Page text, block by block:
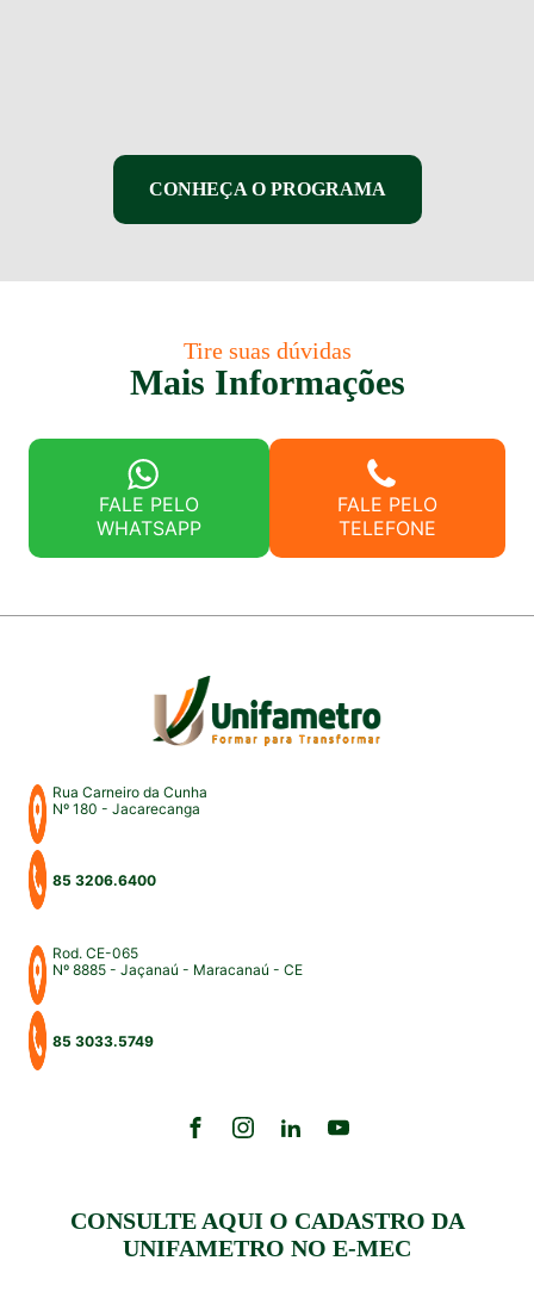
CONHEÇA O PROGRAMA
Tire suas dúvidas
Mais Informações
FALE PELO
WHATSAPP
FALE PELO
TELEFONE
Rua Carneiro da Cunha
Nº 180 - Jacarecanga
85 3206.6400
Rod. CE-065
Nº 8885 - Jaçanaú - Maracanaú - CE
85 3033.5749
CONSULTE AQUI O CADASTRO DA
UNIFAMETRO NO E-MEC